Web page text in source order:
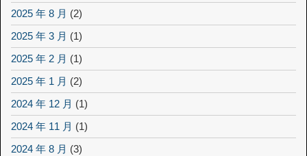
2025 年 8 月 (2)
2025 年 3 月 (1)
2025 年 2 月 (1)
2025 年 1 月 (2)
2024 年 12 月 (1)
2024 年 11 月 (1)
2024 年 8 月 (3)